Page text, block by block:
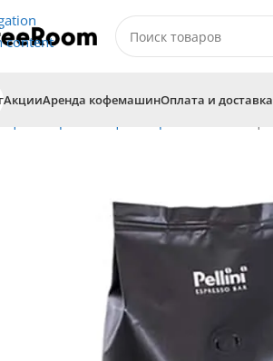
content
АкцииАренда кофемашинОплата и доставка